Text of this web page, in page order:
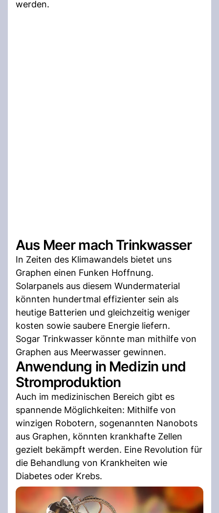
werden.
Aus Meer mach Trinkwasser
In Zeiten des Klimawandels bietet uns
Graphen einen Funken Hoffnung.
Solarpanels aus diesem Wundermaterial
könnten hundertmal effizienter sein als
heutige Batterien und gleichzeitig weniger
kosten sowie saubere Energie liefern.
Sogar Trinkwasser könnte man mithilfe von
Graphen aus Meerwasser gewinnen.
Anwendung in Medizin und
Stromproduktion
Auch im medizinischen Bereich gibt es
spannende Möglichkeiten: Mithilfe von
winzigen Robotern, sogenannten Nanobots
aus Graphen, könnten krankhafte Zellen
gezielt bekämpft werden. Eine Revolution für
die Behandlung von Krankheiten wie
Diabetes oder Krebs.